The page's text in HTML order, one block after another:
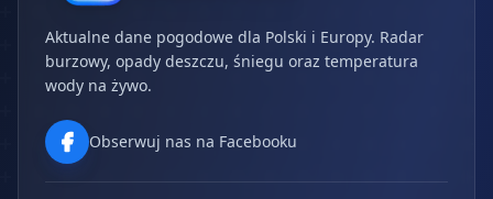
Aktualne dane pogodowe dla Polski i Europy. Radar
burzowy, opady deszczu, śniegu oraz temperatura
wody na żywo.
Obserwuj nas na Facebooku